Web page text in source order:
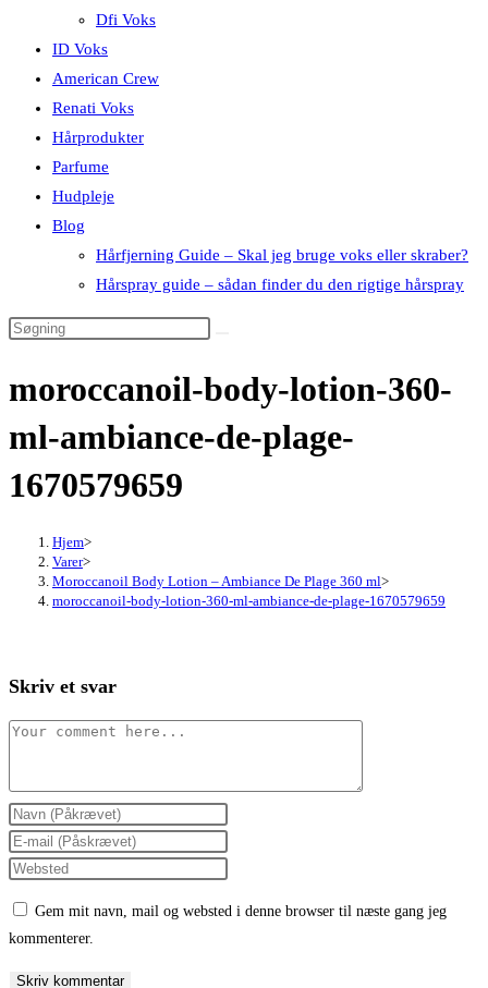
Dfi Voks
ID Voks
American Crew
Renati Voks
Hårprodukter
Parfume
Hudpleje
Blog
Hårfjerning Guide – Skal jeg bruge voks eller skraber?
Hårspray guide – sådan finder du den rigtige hårspray
moroccanoil-body-lotion-360-
ml-ambiance-de-plage-
1670579659
Hjem>
Varer>
Moroccanoil Body Lotion – Ambiance De Plage 360 ml>
moroccanoil-body-lotion-360-ml-ambiance-de-plage-1670579659
Skriv et svar
Comment
Enter
your
name
comment
Enter
your
comment
Enter
(optional)
Gem mit navn, mail og websted i denne browser til næste gang jeg
kommenterer.